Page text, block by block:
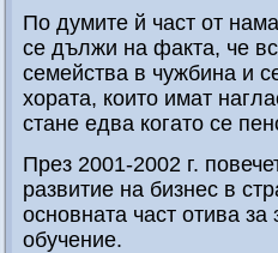
По думите й част от
се дължи на факта, че
семейства в чужбина и
хората, които имат
стане едва когато се
През 2001-2002 г.
развитие на бизнес в
основната част отива
обучение.